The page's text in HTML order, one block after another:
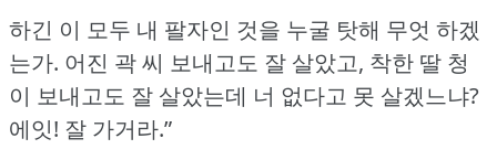
하긴 이 모두 내 팔자인 것을 누굴 탓해 무엇 하겠
는가. 어진 곽 씨 보내고도 잘 살았고, 착한 딸 청
이 보내고도 잘 살았는데 너 없다고 못 살겠느냐?
에잇! 잘 가거라.”